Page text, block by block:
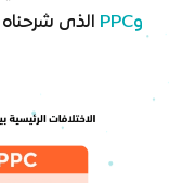
وPPC
الذى شرحناه